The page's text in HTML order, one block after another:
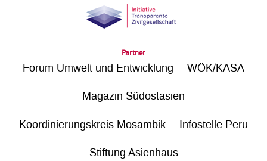
Partner
Forum Umwelt und Entwicklung WÖK/KASA
Magazin Südostasien
Koordinierungskreis Mosambik Infostelle Peru
Stiftung Asienhaus